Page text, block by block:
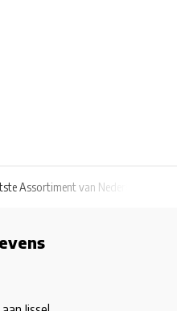
Assortiment van Nederland &